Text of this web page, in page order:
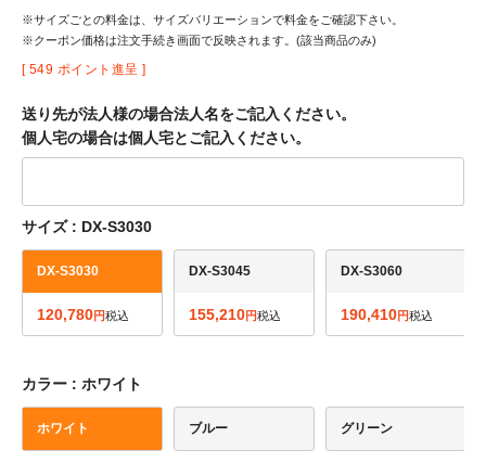
※サイズごとの料金は、サイズバリエーションで料金をご確認下さい。
※クーポン価格は注文手続き画面で反映されます。(該当商品のみ)
[ 549 ポイント進呈 ]
送り先が法人様の場合法人名をご記入ください。
個人宅の場合は個人宅とご記入ください。
サイズ DX-S3030
DX-S3030
120,780 税込
DX-S3045
155,210 税込
DX-S3060
190,410 税込
カラー ホワイト
ホワイト ブルー グリーン